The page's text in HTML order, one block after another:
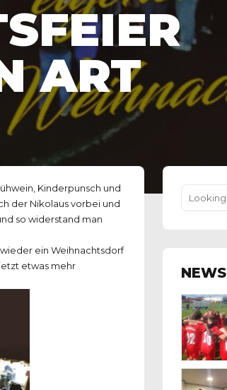
ART
Kinderpunsch und
der Nikolaus vorbei und
so widerstand man
ein Weihnachtsdorf
etwas mehr
NEWS